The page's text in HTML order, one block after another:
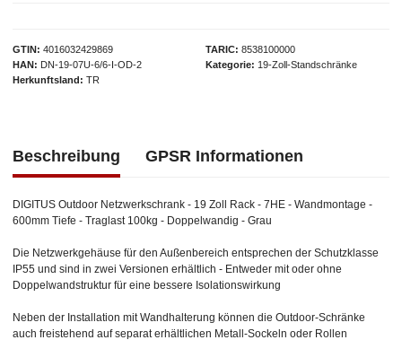
GTIN 4016032429869
HAN
DN-19-07U-6/6-I-OD-2
Herkunftsland
TR
TARIC
8538100000
Kategorie
19-Zoll-Standschränke
Beschreibung GPSR Informationen
DIGITUS Outdoor Netzwerkschrank - 19 Zoll Rack - 7HE - Wandmontage -
600mm Tiefe - Traglast 100kg - Doppelwandig - Grau
Die Netzwerkgehäuse für den Außenbereich entsprechen der Schutzklasse
IP55 und sind in zwei Versionen erhältlich - Entweder mit oder ohne
Doppelwandstruktur für eine bessere Isolationswirkung
Neben der Installation mit Wandhalterung können die Outdoor-Schränke
auch freistehend auf separat erhältlichen Metall-Sockeln oder Rollen